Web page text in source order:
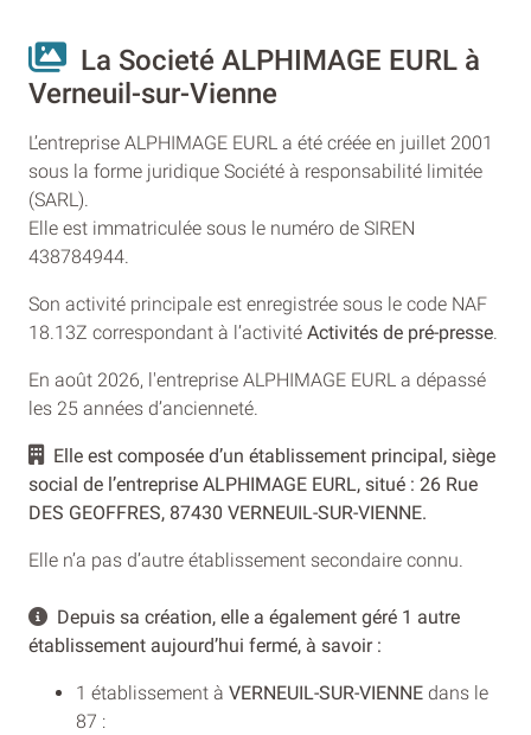
La Societé ALPHIMAGE EURL à
Verneuil-sur-Vienne
L’entreprise ALPHIMAGE EURL a été créée en juillet 2001
sous la forme juridique Société à responsabilité limitée
(SARL).
Elle est immatriculée sous le numéro de SIREN
438784944.
Son activité principale est enregistrée sous le code NAF
18.13Z correspondant à l’activité Activités de pré-presse
En août 2026, l'entreprise ALPHIMAGE EURL a dépassé
les 25 années d’ancienneté.
Elle est composée d’un établissement principal, siège
social de l’entreprise ALPHIMAGE EURL, situé : 26 Rue
DES GEOFFRES, 87430 VERNEUIL-SUR-VIENNE.
Elle n’a pas d’autre établissement secondaire connu.
Depuis sa création, elle a également géré 1 autre
établissement aujourd’hui fermé, à savoir :
1 établissement à VERNEUIL-SUR-VIENNE dans le
87 :